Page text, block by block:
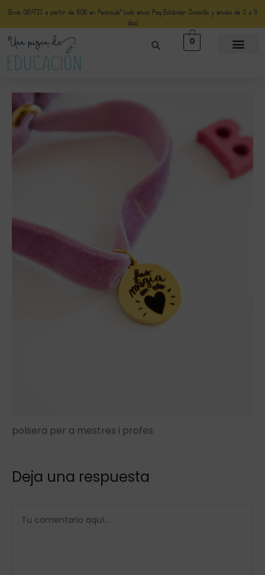
Envío GRATIS a partir de 50€ en Península* (solo envio Paq Estándar Domicilio y envíos de 3 a 5
días)
0
polsera per a mestres i profes
Deja una respuesta